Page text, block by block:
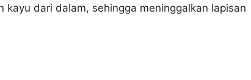
kayu dari dalam, sehingga meninggalkan lapisan